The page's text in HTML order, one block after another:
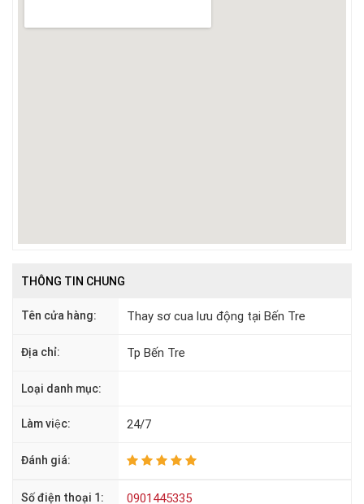
THÔNG TIN CHUNG
Tên cửa hàng: Thay sơ cua lưu động tại Bến Tre
Địa chỉ: Tp Bến Tre
Loại danh mục:
Làm việc: 24/7
Đánh giá:
Số điện thoại 1: 0901445335